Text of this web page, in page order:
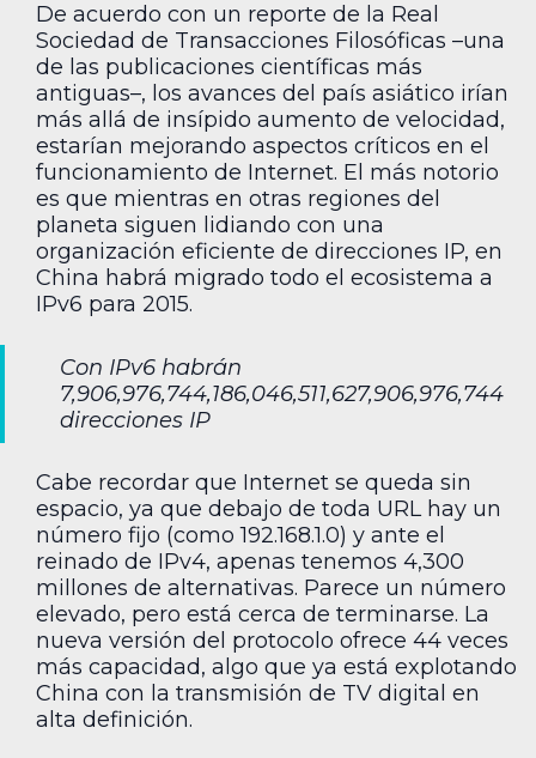
De acuerdo con un reporte de la Real
Sociedad de Transacciones Filosóficas –una
de las publicaciones científicas más
antiguas–, los avances del país asiático irían
más allá de insípido aumento de velocidad,
estarían mejorando aspectos críticos en el
funcionamiento de Internet. El más notorio
es que mientras en otras regiones del
planeta siguen lidiando con una
organización eficiente de direcciones IP, en
China habrá migrado todo el ecosistema a
IPv6 para 2015.
Con IPv6 habrán
7,906,976,744,186,046,511,627,906,976,744
direcciones IP
Cabe recordar que Internet se queda sin
espacio, ya que debajo de toda URL hay un
número fijo (como 192.168.1.0) y ante el
reinado de IPv4, apenas tenemos 4,300
millones de alternativas. Parece un número
elevado, pero está cerca de terminarse. La
nueva versión del protocolo ofrece 44 veces
más capacidad, algo que ya está explotando
China con la transmisión de TV digital en
alta definición.